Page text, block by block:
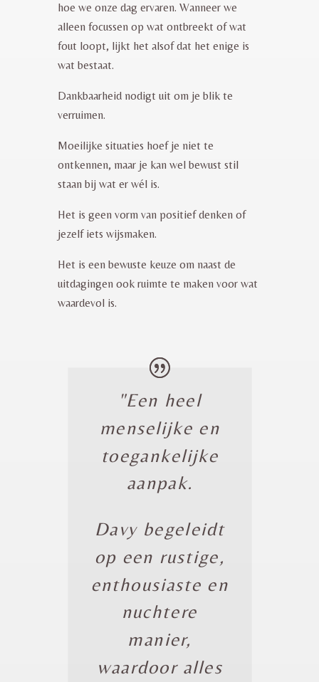
hoe we onze dag ervaren. Wanneer we
alleen focussen op wat ontbreekt of wat
fout loopt, lijkt het alsof dat het enige is
wat bestaat.
Dankbaarheid nodigt uit om je blik te
verruimen.
Moeilijke situaties hoef je niet te
ontkennen, maar je kan wel bewust stil
staan bij wat er wél is.
Het is geen vorm van positief denken of
jezelf iets wijsmaken.
Het is een bewuste keuze om naast de
uitdagingen ook ruimte te maken voor wat
waardevol is.
"Een heel
menselijke en
toegankelijke
aanpak.
Davy begeleidt
op een rustige,
enthousiaste en
nuchtere
manier,
waardoor alles